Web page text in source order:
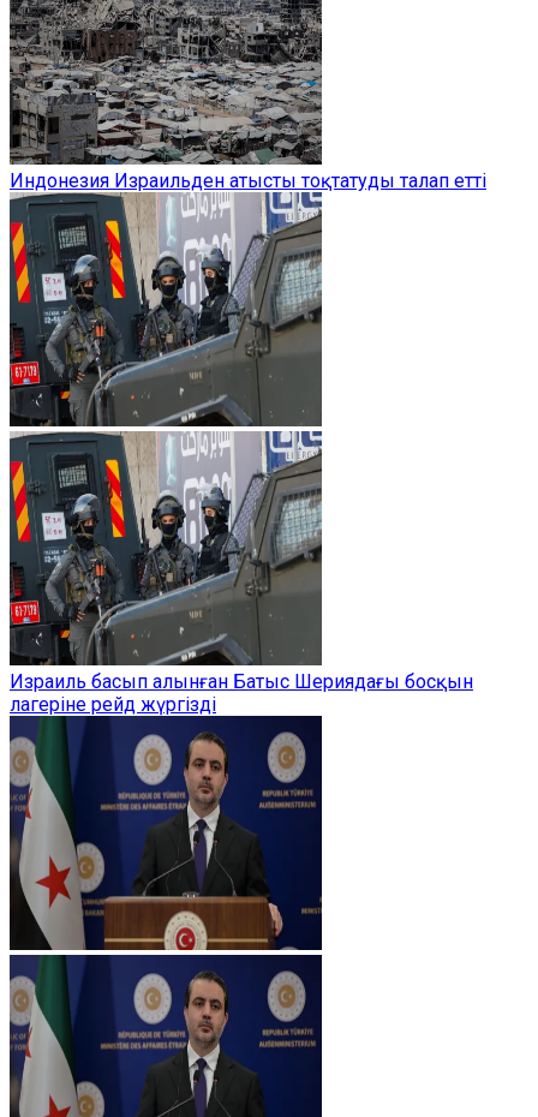
Индонезия Израильден атысты тоқтатуды талап етті
Израиль басып алынған Батыс Шериядағы босқын
лагеріне рейд жүргізді